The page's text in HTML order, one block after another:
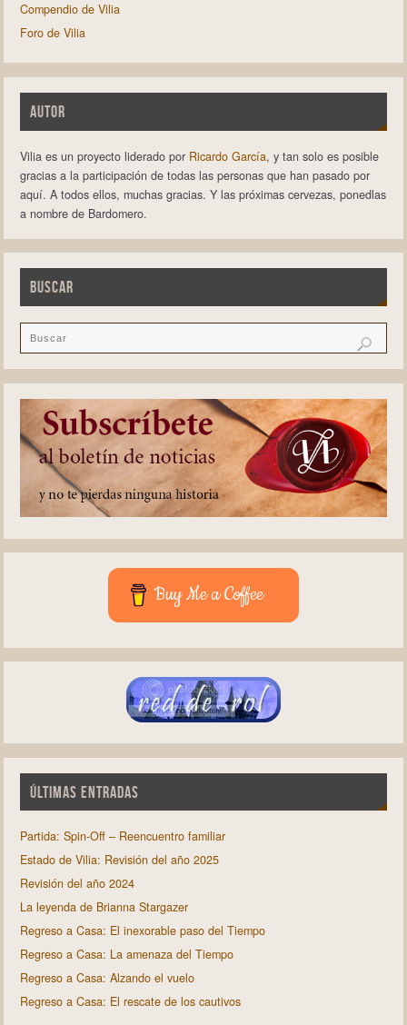
Compendio de Vilia
Foro de Vilia
AUTOR
Vilia es un proyecto liderado por Ricardo García, y tan solo es posible
gracias a la participación de todas las personas que han pasado por
aquí. A todos ellos, muchas gracias. Y las próximas cervezas, ponedlas
a nombre de Bardomero.
BUSCAR
Buy Me a Coffee
ÚLTIMAS ENTRADAS
Partida: Spin-Off – Reencuentro familiar
Estado de Vilia: Revisión del año 2025
Revisión del año 2024
La leyenda de Brianna Stargazer
Regreso a Casa: El inexorable paso del Tiempo
Regreso a Casa: La amenaza del Tiempo
Regreso a Casa: Alzando el vuelo
Regreso a Casa: El rescate de los cautivos